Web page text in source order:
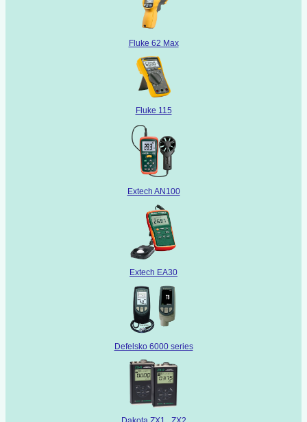
Fluke 62 Max
Fluke 115
Extech AN100
Extech EA30
Defelsko 6000 series